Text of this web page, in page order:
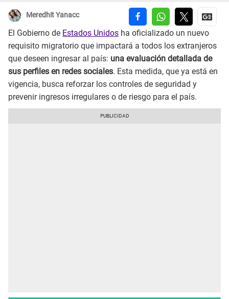
Meredhit Yanacc
El Gobierno de Estados Unidos ha oficializado un nuevo
requisito migratorio que impactará a todos los extranjeros
que deseen ingresar al país: una evaluación detallada de
sus perfiles en redes sociales. Esta medida, que ya está en
vigencia, busca reforzar los controles de seguridad y
prevenir ingresos irregulares o de riesgo para el país.